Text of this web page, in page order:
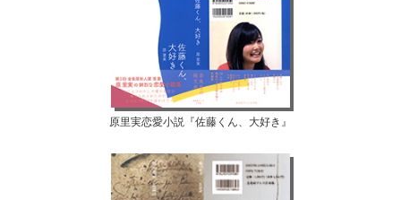
原里実恋愛小説『佐藤くん、大好き』